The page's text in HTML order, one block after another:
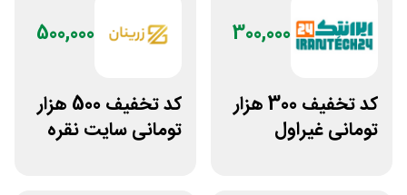
300,000
کد تخفیف 300 هزار
تومانی غیراول
500,000
کد تخفیف 500 هزار
تومانی سایت نقره